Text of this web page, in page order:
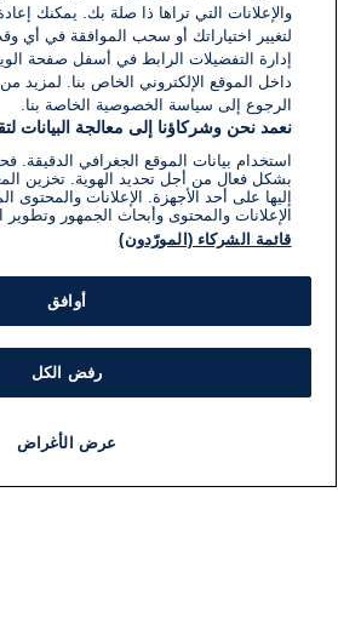
والإعلانات التي تراها ذا صلة بك. يمكنك
لتغيير اختياراتك أو سحب الموافقة في أي
إدارة التفضيلات الرابط في أسفل صفحة
داخل الموقع الإلكتروني الخاص بنا. لمزيد
الرجوع إلى سياسة الخصوصية الخاصة بنا.
نعمد نحن وشركاؤنا إلى معالجة البيانات
استخدام بيانات الموقع الجغرافي الدقيقة.
بشكل فعال من أجل تحديد الهوية. تخزين
إليها على أحد الأجهزة. الإعلانات
الإعلانات والمحتوى وأبحاث الجمهور وتطوير
قائمة الشركاء (المورّدون)
أوافق
رفض الكل
عرض الأغراض